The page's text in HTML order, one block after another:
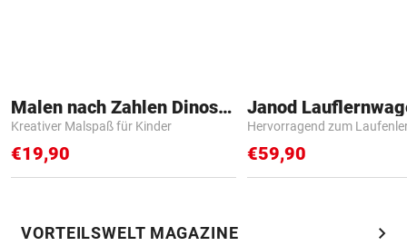
Malen nach Zahlen Dinosaurier
Kreativer Malspaß für Kinder
€19,90
Janod
Hervorragend zum
€59,90
VORTEILSWELT MAGAZINE chevron_right